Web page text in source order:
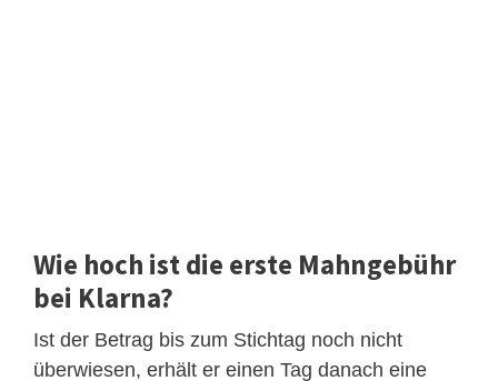
Wie hoch ist die erste Mahngebühr
bei Klarna?
Ist der Betrag bis zum Stichtag noch nicht
überwiesen, erhält er einen Tag danach eine